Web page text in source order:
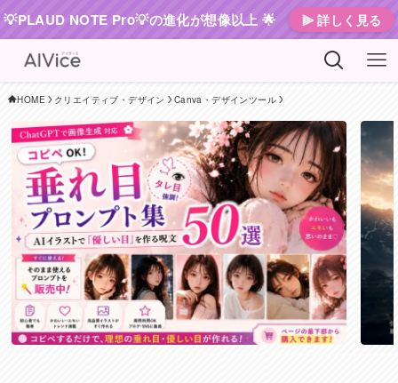
💡PLAUD NOTE Pro💡の進化が想像以上 🌟 ⫸ 詳しく見る
HOME クリエイティブ・デザイン Canva・デザインツール